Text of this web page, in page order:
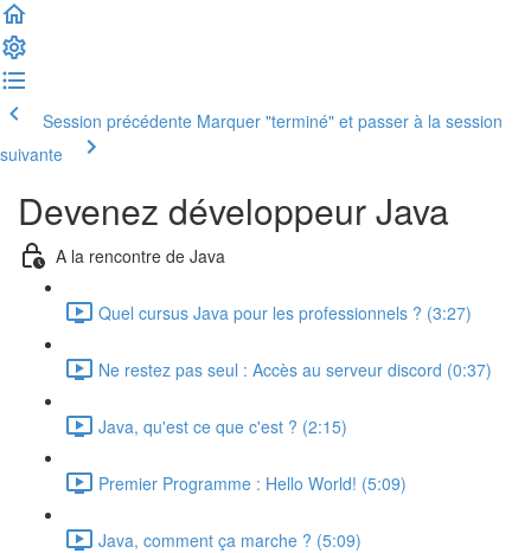
Session précédente Marquer "terminé" et passer à la session
suivante
Devenez développeur Java
A la rencontre de Java
Quel cursus Java pour les professionnels ? (3:27)
Ne restez pas seul : Accès au serveur discord (0:37)
Java, qu'est ce que c'est ? (2:15)
Premier Programme : Hello World! (5:09)
Java, comment ça marche ? (5:09)